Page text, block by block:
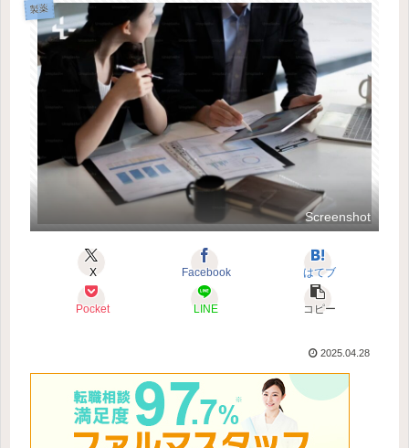
製薬
Screenshot
X Facebook はてブ
Pocket LINE コピー
2025.04.28